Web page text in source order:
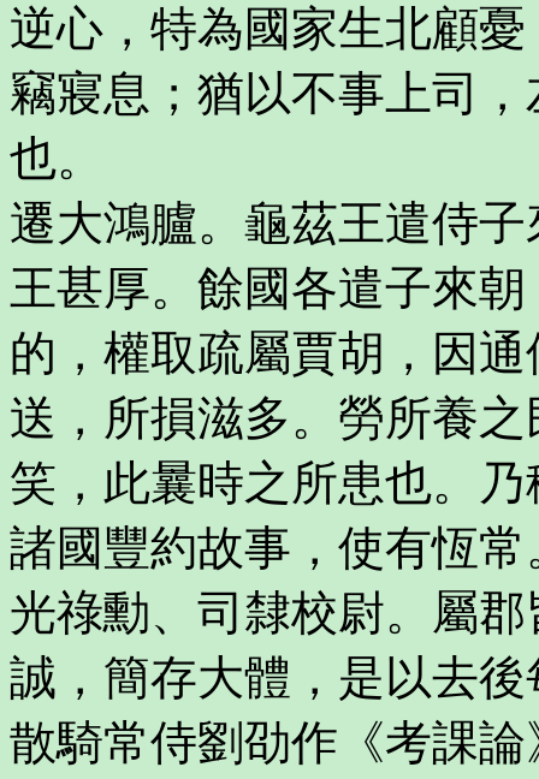
逆心，特為國家生北顧
竊寢息；猶以不事上司
也。
遷大鴻臚。龜茲王遣侍
王甚厚。餘國各遣子來
的，權取疏屬賈胡，因
送，所損滋多。勞所養
笑，此曩時之所患也。
諸國豐約故事，使有恆
光祿勳、司隸校尉。屬
誠，簡存大體，是以去
散騎常侍劉劭作《考課